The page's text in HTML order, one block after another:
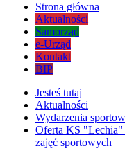
Strona główna
Aktualności
Samorząd
e-Urząd
Kontakt
BIP
Jesteś tutaj
Aktualności
Wydarzenia
Oferta KS "Lechia"
zajęć sportowych